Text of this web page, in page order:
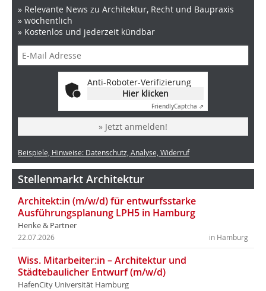
» Relevante News zu Architektur, Recht und Baupraxis
» wöchentlich
» Kostenlos und jederzeit kündbar
Anti-Roboter-Verifizierung
Hier klicken
FriendlyCaptcha ⇗
» Jetzt anmelden!
Beispiele, Hinweise: Datenschutz, Analyse, Widerruf
Stellenmarkt Architektur
Architekt:in (m/w/d) für entwurfsstarke
Ausführungsplanung LPH5 in Hamburg
Henke & Partner
in Hamburg
22.07.2026
Wiss. Mitarbeiter:in – Architektur und
Städtebaulicher Entwurf (m/w/d)
HafenCity Universität Hamburg